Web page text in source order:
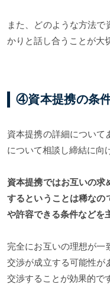
また、どのような方法
かりと話し合うことが大
④資本提携の条
資本提携の詳細について
について相談し締結に向
資本提携ではお互いの求
するということは稀なの
や許容できる条件などを
完全にお互いの理想が一
交渉が成立する可能性が
交渉することが効果的で